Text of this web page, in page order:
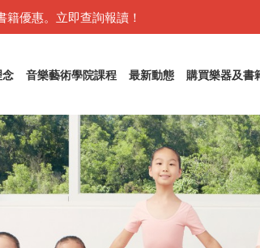
優惠。立即查詢報讀！
音樂藝術學院課程 最新動態 購買樂器及書